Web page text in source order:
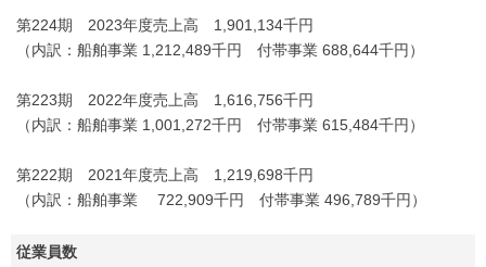
第224期 2023年度売上高 1,901,134千円
（内訳：船舶事業 1,212,489千円 付帯事業 688,644千円）
第223期 2022年度売上高 1,616,756千円
（内訳：船舶事業 1,001,272千円 付帯事業 615,484千円）
第222期 2021年度売上高 1,219,698千円
（内訳：船舶事業 722,909千円 付帯事業 496,789千円）
従業員数